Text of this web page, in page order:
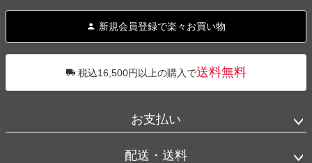
へ
新規会員登録で楽々お買い物
税込16,500円以上の購入で送料無料
お支払い
配送・送料